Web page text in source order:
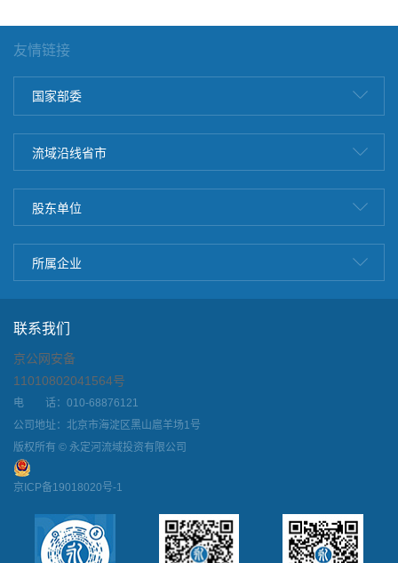
友情链接
国家部委
流域沿线省市
股东单位
所属企业
联系我们
京公网安备
11010802041564号
电 话：010-68876121
公司地址：北京市海淀区黑山扈羊场1号
版权所有 © 永定河流域投资有限公司
京ICP备19018020号-1